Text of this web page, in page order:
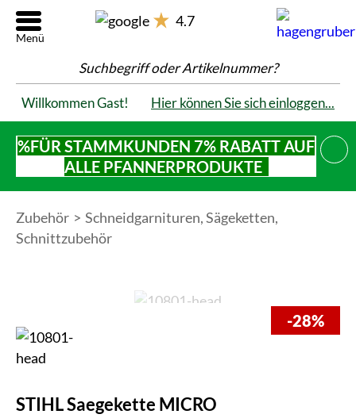
4.7
Suchbegriff oder Artikelnummer?
Willkommen Gast! Hier können Sie sich einloggen...
%FÜR STAMMKUNDEN 7% RABATT AUF
ALLE PFANNERPRODUKTE
Zubehör
Schneidgarnituren, Sägeketten,
Schnittzubehör
STIHL Saegekette MICRO
-28%